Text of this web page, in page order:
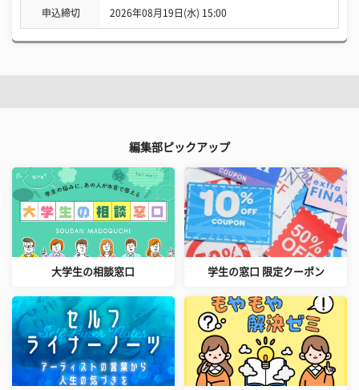
申込締切 2026年08月19日(水) 15:00
編集部ピックアップ
大学生の相談窓口 学生の窓口 限定クーポン